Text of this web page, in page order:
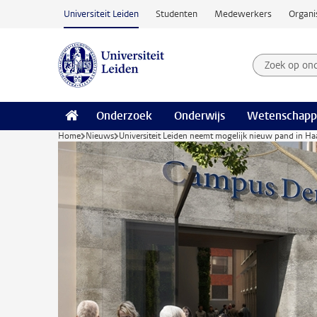
Ga naar hoofdinhoud
Universiteit Leiden Studenten Medewerkers
Zoek op
Zoekterm
Onderzoek Onderwijs
Home Nieuws Universiteit Leiden neemt mogelijk nieuw pand in